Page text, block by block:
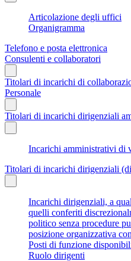
Articolazione degli uffici
Organigramma
Telefono e posta elettronica
Consulenti e collaboratori
Titolari di incarichi di
Personale
Titolari di incarichi dirigenziali
Incarichi amministrativi di
Titolari di incarichi dirigenziali
Incarichi dirigenziali, a
quelli conferiti
politico senza procedure
posizione organizzativa
Posti di funzione
Ruolo dirigenti